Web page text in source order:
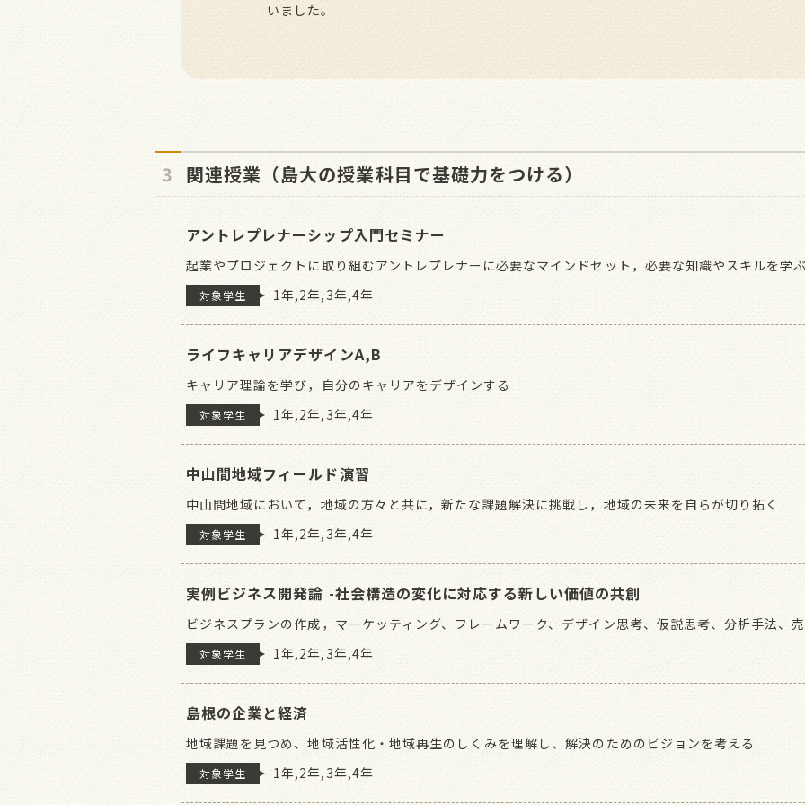
いました。
3 関連授業（島大の授業科目で基礎力をつける）
アントレプレナーシップ入門セミナー
起業やプロジェクトに取り組むアントレプレナーに必要なマインドセット，必要な知識やスキルを学
対象学生 1年,2年,3年,4年
ライフキャリアデザインA,B
キャリア理論を学び，自分のキャリアをデザインする
対象学生 1年,2年,3年,4年
中山間地域フィールド演習
中山間地域において，地域の方々と共に，新たな課題解決に挑戦し，地域の未来を自らが切り拓く
対象学生 1年,2年,3年,4年
実例ビジネス開発論 -社会構造の変化に対応する新しい価値の共創
ビジネスプランの作成，マーケッティング、フレームワーク、デザイン思考、仮説思考、分析手法、
対象学生 1年,2年,3年,4年
島根の企業と経済
地域課題を見つめ、地域活性化・地域再生のしくみを理解し、解決のためのビジョンを考える
対象学生 1年,2年,3年,4年